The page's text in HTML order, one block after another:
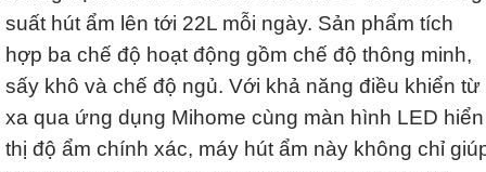
suất hút ẩm lên tới 22L mỗi ngày. Sản phẩm tích
hợp ba chế độ hoạt động gồm chế độ thông minh,
sấy khô và chế độ ngủ. Với khả năng điều khiển từ
xa qua ứng dụng Mihome cùng màn hình LED hiển
thị độ ẩm chính xác, máy hút ẩm này không chỉ